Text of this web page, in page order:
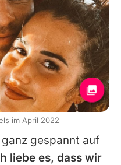
gespannt auf
liebe es, dass wir
im April 2022